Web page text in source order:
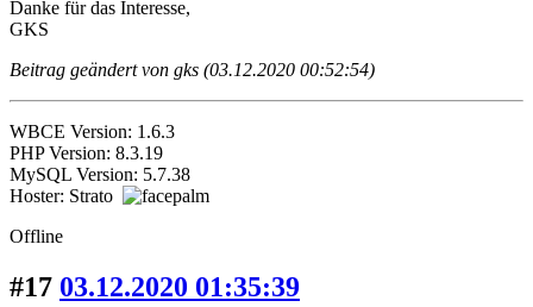
Danke für das Interesse,
GKS
Beitrag geändert von gks (03.12.2020 00:52:54)
WBCE Version: 1.6.3
PHP Version: 8.3.19
MySQL Version: 5.7.38
Hoster: Strato
Offline
#17 03.12.2020 01:35:39